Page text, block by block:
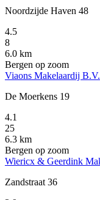
Noordzijde Haven 48
4.5
8
6.0 km
Bergen op zoom
Viaons Makelaardij B.V.
De Moerkens 19
4.1
25
6.3 km
Bergen op zoom
Wiericx & Geerdink
Zandstraat 36